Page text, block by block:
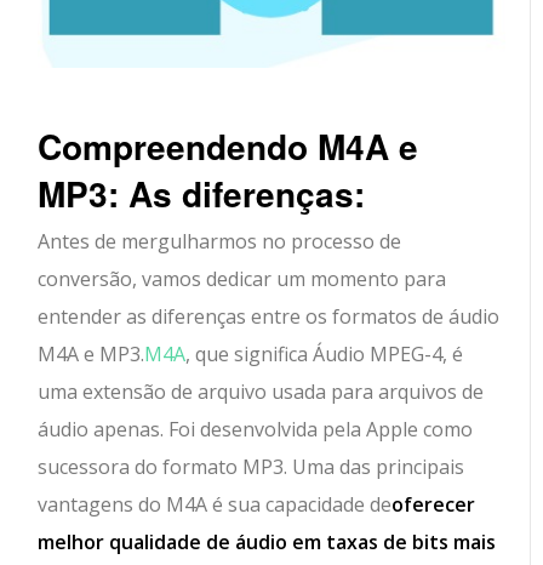
Compreendendo M4A e
MP3: As diferenças:
Antes de mergulharmos no processo de
conversão, vamos dedicar um momento para
entender as diferenças entre os formatos de áudio
M4A e MP3.M4A, que significa Áudio MPEG-4, é
uma extensão de arquivo usada para arquivos de
áudio apenas. Foi desenvolvida pela Apple como
sucessora do formato MP3. Uma das principais
vantagens do M4A é sua capacidade deoferecer
melhor qualidade de áudio em taxas de bits mais